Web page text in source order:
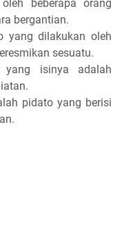
beberapa orang
bergantian.
yang dilakukan oleh
sesuatu.
isinya adalah
pidato yang berisi